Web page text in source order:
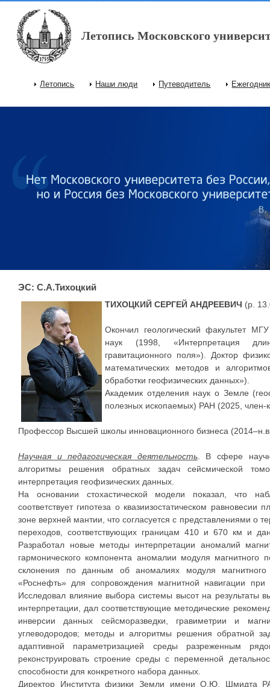
Перейти к основному содержанию
Летопись Московского
Главное меню
Летопись Наши люди Путеводитель
ЭС: С.А.Тихоцкий
ТИХОЦКИЙ СЕРГЕЙ АНДРЕЕВИЧ (р.
Окончил геологический факультет
наук (1998, «Интерпретация
гравитационного поля»). Доктор
математических методов и
обработки геофизических данных»).
Академик отделения наук о Земле
полезных ископаемых) РАН (2025, член-
Профессор Высшей школы инновационного бизнеса
Научная и педагогическая деятельность. В сфере
алгоритмы решения обратных задач сейсмической
интерпретация геофизических данных.
На основании стохастической модели показал, что
соответствует гипотеза о квазиизостатическом
зоне верхней мантии, что согласуется с представлениями о
переходов, соответствующих границам 410 и 670 км и
Разработал новые методы интерпретации аномалий
гармонического компонента аномалии модуля магнитного
склонения по данным об аномалиях модуля
«Роснефть» для сопровождения магнитной навигации при
Исследовал влияние выбора системы высот на результаты
интерпретации, дал соответствующие методические
инверсии данных сейсморазведки, гравиметрии и
углеводородов; методы и алгоритмы решения обратной
адаптивной параметризацией среды разреженным
реконструировать строение среды с переменной
способности для конкретного набора данных.
Директор Института физики Земли имени О.Ю. Шмидта